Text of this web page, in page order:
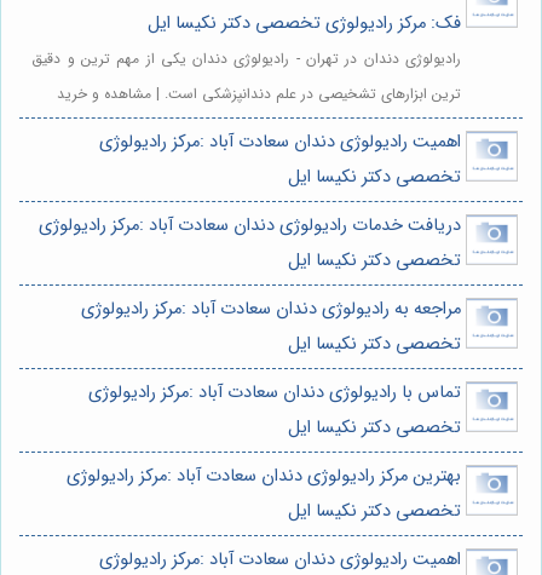
فک: مرکز رادیولوژی تخصصی دکتر نکیسا ایل
رادیولوژی دندان در تهران - رادیولوژی دندان یکی از مهم ترین و دقیق
ترین ابزارهای تشخیصی در علم دندانپزشکی است. | مشاهده و خرید
اهمیت رادیولوژی دندان سعادت آباد :مرکز رادیولوژی
تخصصی دکتر نکیسا ایل
دریافت خدمات رادیولوژی دندان سعادت آباد :مرکز رادیولوژی
تخصصی دکتر نکیسا ایل
مراجعه به رادیولوژی دندان سعادت آباد :مرکز رادیولوژی
تخصصی دکتر نکیسا ایل
تماس با رادیولوژی دندان سعادت آباد :مرکز رادیولوژی
تخصصی دکتر نکیسا ایل
بهترین مرکز رادیولوژی دندان سعادت آباد :مرکز رادیولوژی
تخصصی دکتر نکیسا ایل
اهمیت رادیولوژی دندان سعادت آباد :مرکز رادیولوژی